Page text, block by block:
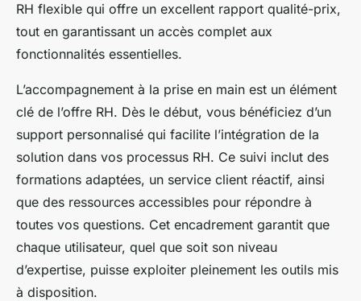
RH flexible qui offre un excellent rapport qualité-prix,
tout en garantissant un accès complet aux
fonctionnalités essentielles.
L’accompagnement à la prise en main est un élément
clé de l’offre RH. Dès le début, vous bénéficiez d’un
support personnalisé qui facilite l’intégration de la
solution dans vos processus RH. Ce suivi inclut des
formations adaptées, un service client réactif, ainsi
que des ressources accessibles pour répondre à
toutes vos questions. Cet encadrement garantit que
chaque utilisateur, quel que soit son niveau
d’expertise, puisse exploiter pleinement les outils mis
à disposition.